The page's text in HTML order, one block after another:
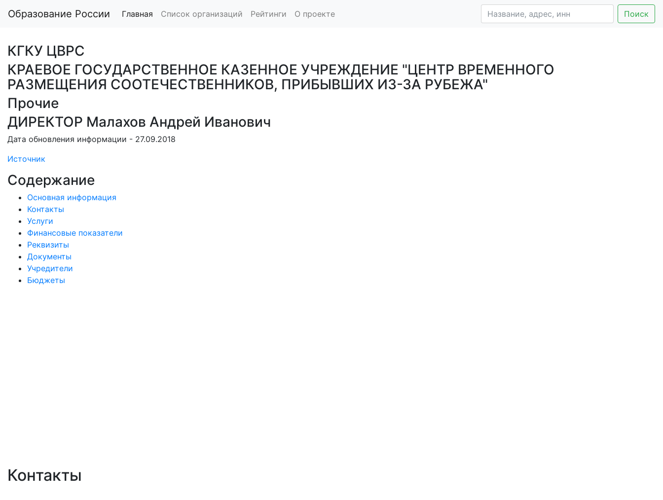
Образование России Главная Список организаций Рейтинги О проекте Поиск
КГКУ ЦВРС
КРАЕВОЕ ГОСУДАРСТВЕННОЕ КАЗЕННОЕ УЧРЕЖДЕНИЕ "ЦЕНТР ВРЕМЕННОГО
РАЗМЕЩЕНИЯ СООТЕЧЕСТВЕННИКОВ, ПРИБЫВШИХ ИЗ-ЗА РУБЕЖА"
Прочие
ДИРЕКТОР Малахов Андрей Иванович
Дата обновления информации - 27.09.2018
Источник
Содержание
Основная информация
Контакты
Услуги
Финансовые показатели
Реквизиты
Документы
Учредители
Бюджеты
Контакты